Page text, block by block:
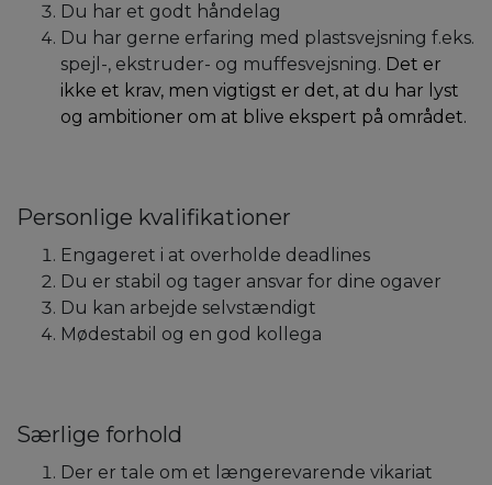
Du har et godt håndelag
Du har gerne erfaring med plastsvejsning f.eks.
spejl-, ekstruder- og muffesvejsning. Det er
ikke et krav, men vigtigst er det, at du har lyst
og ambitioner om at blive ekspert på området.
Personlige kvalifikationer
Engageret i at overholde deadlines
Du er stabil og tager ansvar for dine ogaver
Du kan arbejde selvstændigt
Mødestabil og en god kollega
Særlige forhold
Der er tale om et længerevarende vikariat